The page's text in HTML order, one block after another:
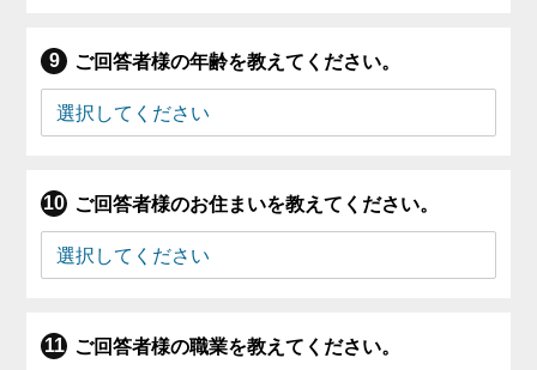
ご回答者様の年齢を教えてください。
ご回答者様のお住まいを教えてください。
ご回答者様の職業を教えてください。